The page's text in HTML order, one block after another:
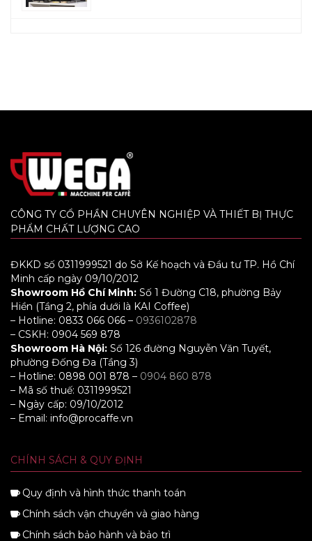
CÔNG TY CỔ PHẦN CHUYÊN NGHIỆP VÀ THIẾT BỊ THỰC
PHẨM CHẤT LƯỢNG CAO
ĐKKD số 0311999521 do Sở Kế hoạch và Đầu tư TP. Hồ Chí
Minh cấp ngày 09/10/2012
Showroom Hồ Chí Minh: Số 1 Đường C18, phường Bảy
Hiền (Tầng 2, phía dưới là KAI Coffee)
– Hotline: 0833 066 066 – 0936102878
– CSKH: 0904 569 878
Showroom Hà Nội: Số 126 đường Nguyễn Văn Tuyết,
phường Đống Đa (Tầng 3)
– Hotline: 0898 001 878 – 0904 860 878
– Mã số thuế: 0311999521
– Ngày cấp: 09/10/2012
– Email: info@procaffe.vn
CHÍNH SÁCH & QUY ĐỊNH
Quy định và hình thức thanh toán
Chính sách vận chuyển và giao hàng
Chính sách bảo hành và bảo trì